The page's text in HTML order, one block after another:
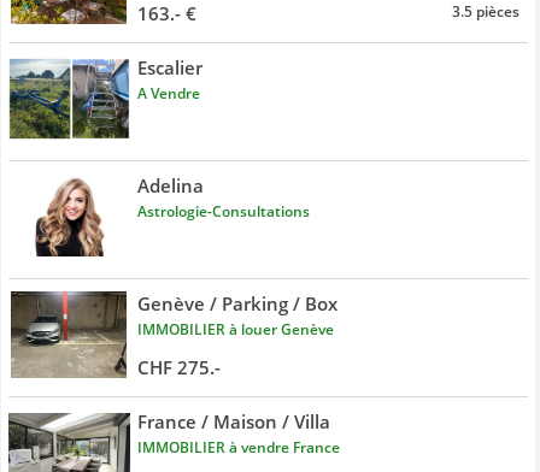
163.- € 3.5 pièces
Escalier
A Vendre
Adelina
Astrologie-Consultations
Genève / Parking / Box
IMMOBILIER à louer Genève
CHF 275.-
France / Maison / Villa
IMMOBILIER à vendre France